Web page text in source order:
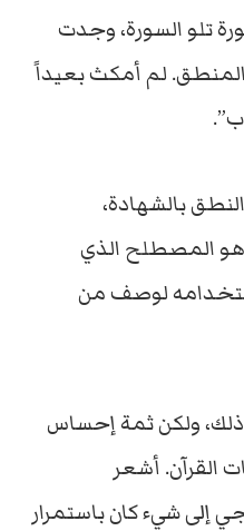
تلو السورة، وجدت
لم أمكث بعيداً
بالشهادة،
المصطلح الذي
لوصف من
ذلك، ولكن ثمة إحساس
القرآن. أشعر
إلى شيء كان باستمرار